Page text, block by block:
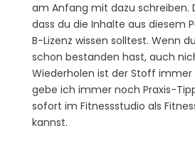
am Anfang mit dazu schreiben.
dass du die Inhalte aus diesem
B-Lizenz wissen solltest. Wenn
schon bestanden hast, auch
Wiederholen ist der Stoff
gebe ich immer noch Praxis-
sofort im Fitnessstudio als
kannst.